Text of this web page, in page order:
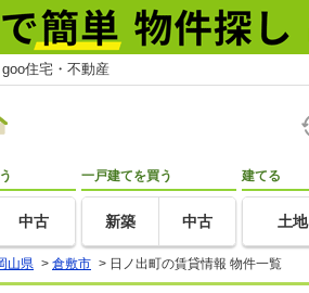
住宅・不動産
中古
一戸建てを買う
新築 中古
建てる
土地
山県 > 倉敷市 > 日ノ出町の賃貸情報 物件一覧